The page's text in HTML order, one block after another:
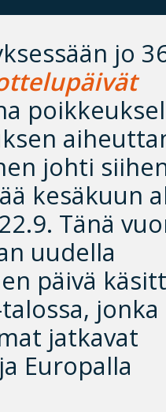
jo
johti
kesäkuun
Tänä
uudella
päivä
jonka
jatkavat
Europalla